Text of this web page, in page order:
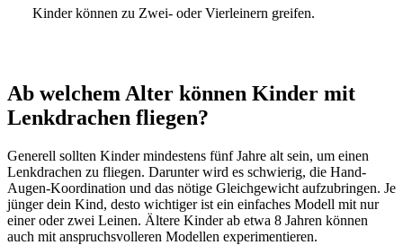
Kinder können zu Zwei- oder Vierleinern greifen.
Ab welchem Alter können Kinder mit
Lenkdrachen fliegen?
Generell sollten Kinder mindestens fünf Jahre alt sein, um einen
Lenkdrachen zu fliegen. Darunter wird es schwierig, die Hand-
Augen-Koordination und das nötige Gleichgewicht aufzubringen. Je
jünger dein Kind, desto wichtiger ist ein einfaches Modell mit nur
einer oder zwei Leinen. Ältere Kinder ab etwa 8 Jahren können
auch mit anspruchsvolleren Modellen experimentieren.